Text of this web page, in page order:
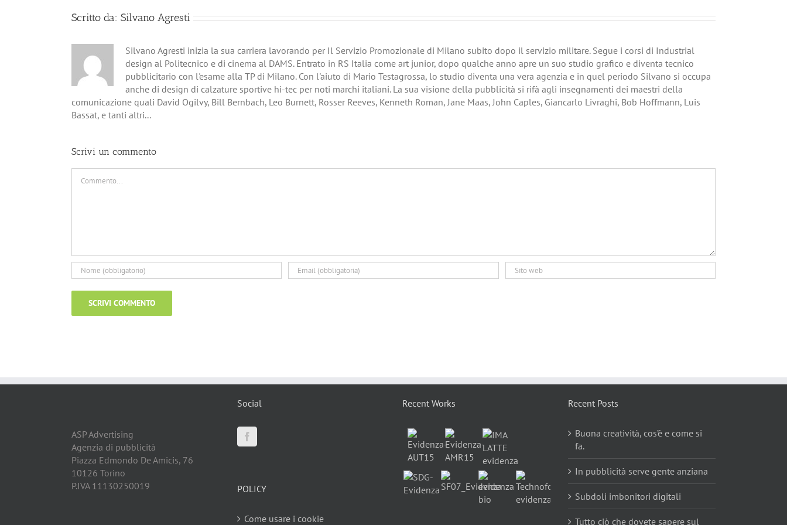
Scritto da: Silvano Agresti
Silvano Agresti inizia la sua carriera lavorando per Il Servizio Promozionale di Milano subito dopo il servizio militare. Segue i corsi di Industrial
design al Politecnico e di cinema al DAMS. Entrato in RS Italia come art junior, dopo qualche anno apre un suo studio grafico e diventa tecnico
pubblicitario con l'esame alla TP di Milano. Con l'aiuto di Mario Testagrossa, lo studio diventa una vera agenzia e in quel periodo Silvano si occupa
anche di design di calzature sportive hi-tec per noti marchi italiani. La sua visione della pubblicità si rifà agli insegnamenti dei maestri della
comunicazione quali David Ogilvy, Bill Bernbach, Leo Burnett, Rosser Reeves, Kenneth Roman, Jane Maas, John Caples, Giancarlo Livraghi, Bob Hoffmann, Luis
Bassat, e tanti altri...
Scrivi un commento
ASP Advertising
Agenzia di pubblicità
Piazza Edmondo De Amicis, 76
10126 Torino
P.IVA 11130250019
Social
POLICY
Come usare i cookie
Recent Works Recent Posts
Buona creatività, cos’è e come si
fa.
In pubblicità serve gente anziana
Subdoli imbonitori digitali
Tutto ciò che dovete sapere sul